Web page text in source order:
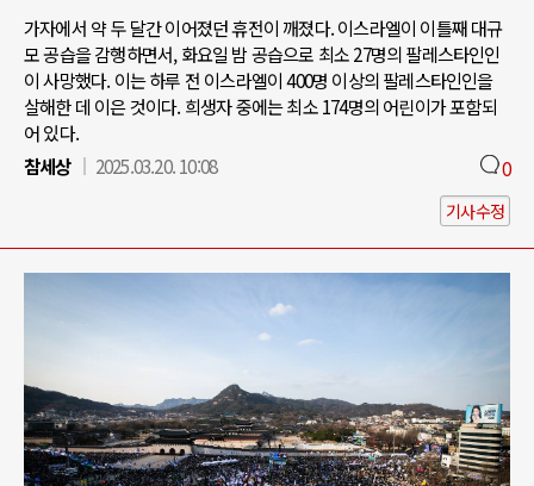
가자에서 약 두 달간 이어졌던 휴전이 깨졌다. 이스라엘이 이틀째 대규
모 공습을 감행하면서, 화요일 밤 공습으로 최소 27명의 팔레스타인인
이 사망했다. 이는 하루 전 이스라엘이 400명 이상의 팔레스타인인을
살해한 데 이은 것이다. 희생자 중에는 최소 174명의 어린이가 포함되
어 있다.
참세상
2025.03.20. 10:08 0
기사수정